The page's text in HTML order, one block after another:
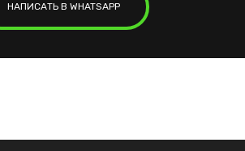
НАПИСАТЬ В WHATSAPP